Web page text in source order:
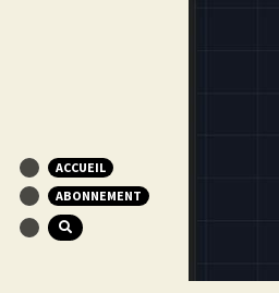
ACCUEIL
ABONNEMENT